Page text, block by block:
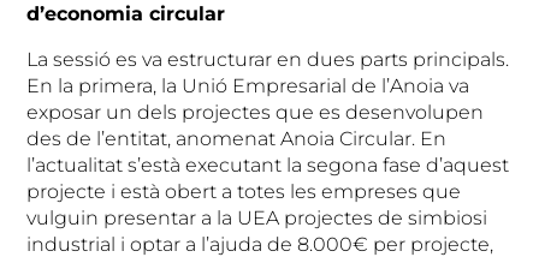
d’economia circular
La sessió es va estructurar en dues parts principals.
En la primera, la Unió Empresarial de l’Anoia va
exposar un dels projectes que es desenvolupen
des de l’entitat, anomenat Anoia Circular. En
l’actualitat s’està executant la segona fase d’aquest
projecte i està obert a totes les empreses que
vulguin presentar a la UEA projectes de simbiosi
industrial i optar a l’ajuda de 8.000€ per projecte,